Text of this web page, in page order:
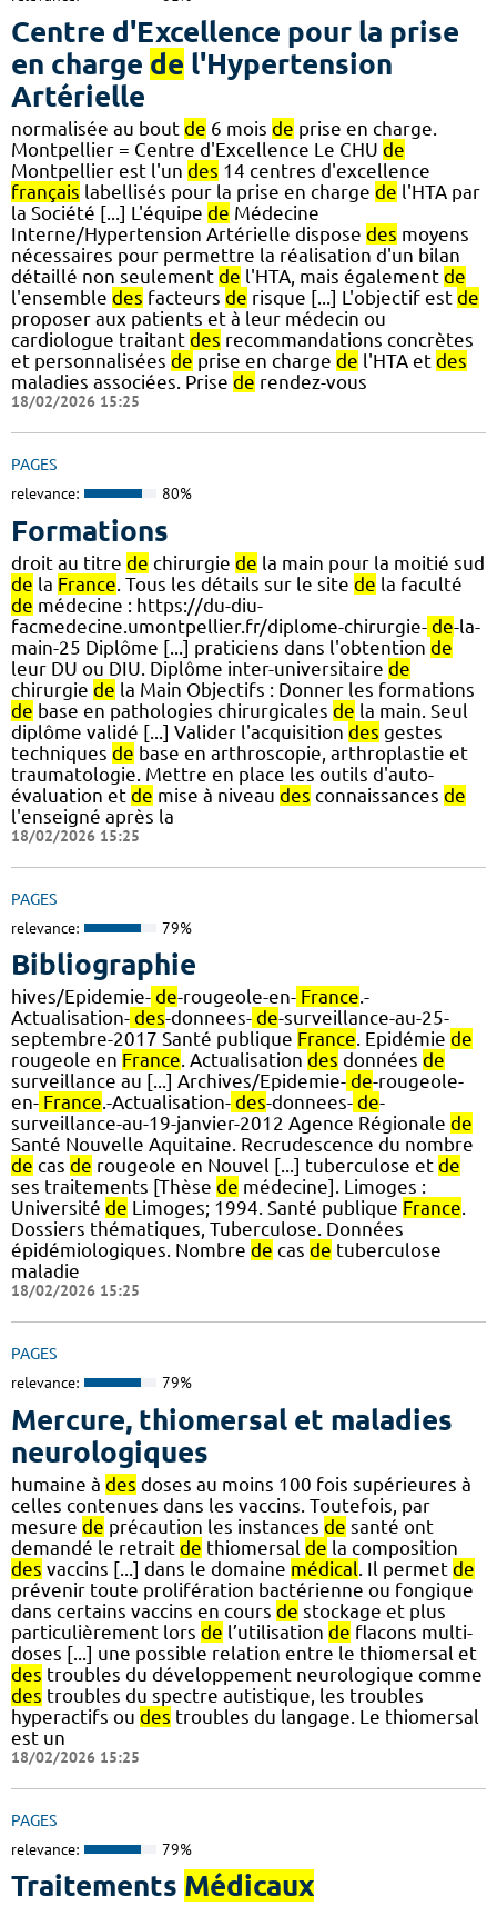
Centre d'Excellence pour la prise
en charge de l'Hypertension
Artérielle
normalisée au bout de 6 mois de prise en charge.
Montpellier = Centre d'Excellence Le CHU de
Montpellier est l'un des 14 centres d'excellence
français labellisés pour la prise en charge de l'HTA par
la Société [...] L'équipe de Médecine
Interne/Hypertension Artérielle dispose des moyens
nécessaires pour permettre la réalisation d'un bilan
détaillé non seulement de l'HTA, mais également de
l'ensemble des facteurs de risque [...] L'objectif est de
proposer aux patients et à leur médecin ou
cardiologue traitant des recommandations concrètes
et personnalisées de prise en charge de l'HTA et des
maladies associées. Prise de rendez-vous
18/02/2026 15:25
PAGES
relevance: 80%
Formations
droit au titre de chirurgie de la main pour la moitié sud
de la France . Tous les détails sur le site de la faculté
de médecine : https://du-diu-
facmedecine.umontpellier.fr/diplome-chirurgie- de-la-
main-25 Diplôme [...] praticiens dans l'obtention de
leur DU ou DIU. Diplôme inter-universitaire de
chirurgie de la Main Objectifs : Donner les formations
de base en pathologies chirurgicales de la main. Seul
diplôme validé [...] Valider l'acquisition des gestes
techniques de base en arthroscopie, arthroplastie et
traumatologie. Mettre en place les outils d'auto-
évaluation et de mise à niveau des connaissances de
l'enseigné après la
18/02/2026 15:25
PAGES
relevance: 79%
Bibliographie
hives/Epidemie- de-rougeole-en- France.-
Actualisation- des-donnees- de-surveillance-au-25-
septembre-2017 Santé publique France. Epidémie de
rougeole en France. Actualisation des données de
surveillance au [...] Archives/Epidemie- de-rougeole-
en- France.-Actualisation- des-donnees- de-
surveillance-au-19-janvier-2012 Agence Régionale de
Santé Nouvelle Aquitaine. Recrudescence du nombre
de cas de rougeole en Nouvel [...] tuberculose et de
ses traitements [Thèse de médecine]. Limoges :
Université de Limoges; 1994. Santé publique France.
Dossiers thématiques, Tuberculose. Données
épidémiologiques. Nombre de cas de tuberculose
maladie
18/02/2026 15:25
PAGES
relevance: 79%
Mercure, thiomersal et maladies
neurologiques
humaine à des doses au moins 100 fois supérieures à
celles contenues dans les vaccins. Toutefois, par
mesure de précaution les instances de santé ont
demandé le retrait de thiomersal de la composition
des vaccins [...] dans le domaine médical . Il permet de
prévenir toute prolifération bactérienne ou fongique
dans certains vaccins en cours de stockage et plus
particulièrement lors de l’utilisation de flacons multi-
doses [...] une possible relation entre le thiomersal et
des troubles du développement neurologique comme
des troubles du spectre autistique, les troubles
hyperactifs ou des troubles du langage. Le thiomersal
est un
18/02/2026 15:25
PAGES
relevance: 79%
Traitements Médicaux